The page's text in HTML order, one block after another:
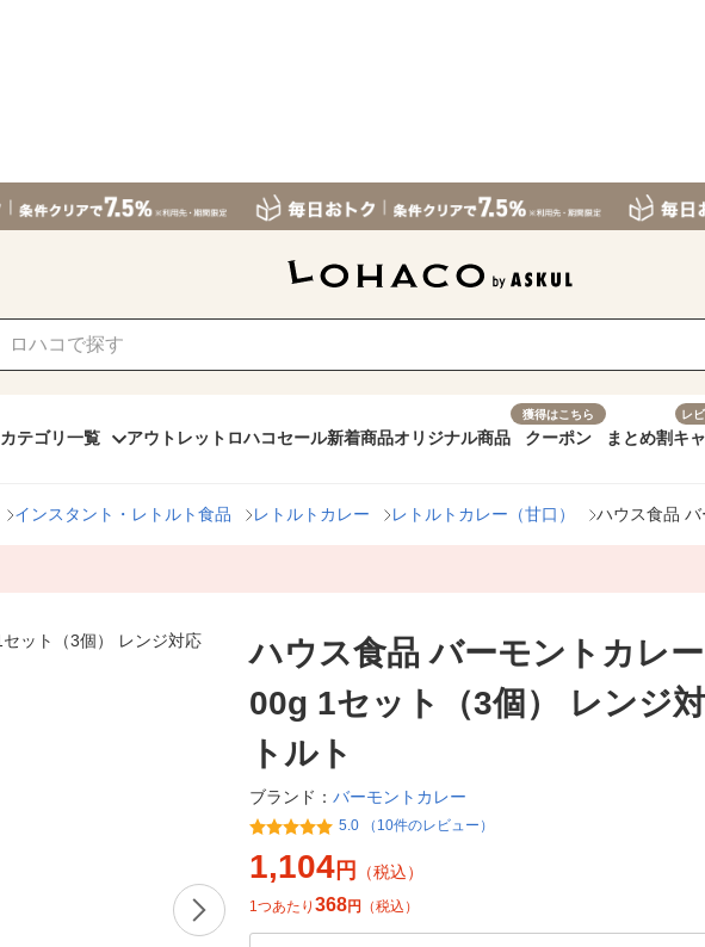
カテゴリ一覧 アウトレット ロハコセール新着商品オリジナル商品
獲得はこちら
クーポン まとめ割
レ
キ
インスタント・レトルト食品 レトルトカレー レトルトカレー（甘口） ハウス食品
ハウス食品 バーモントカレ
00g 1セット（3個） レンジ
トルト
ブランド： バーモントカレー
5.0 （10件のレビュー）
1,104 円 （税込）
1つあたり 368円 （税込）